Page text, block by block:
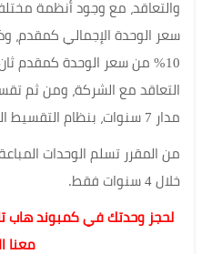
سعر الوحدة الإجمالي كمقدم،
10% من سعر الوحدة كمقدم
التعاقد مع الشركة، ومن ثم
مدار 7 سنوات، بنظام التقسيط المريح.
من المقرر تسلم الوحدات
خلال 4 سنوات فقط.
لحجز وحدتك في كمبوند هاب
معنا